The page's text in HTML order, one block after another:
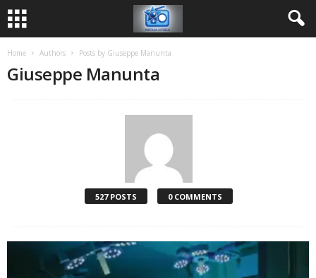
Home Authors Posts by Giuseppe Manunta
Giuseppe Manunta
527 POSTS 0 COMMENTS